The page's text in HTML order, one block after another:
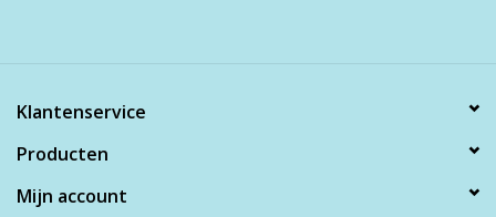
Merken
Klantenservice
Producten
Mijn account